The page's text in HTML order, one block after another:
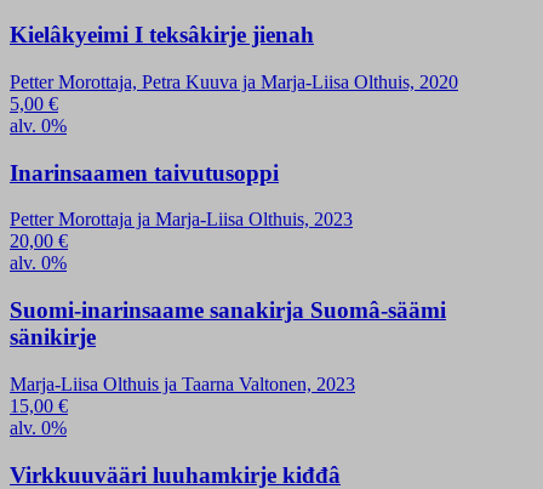
Kielâkyeimi I teksâkirje jienah
Petter Morottaja, Petra Kuuva ja Marja-Liisa Olthuis, 2020
5,00 €
alv. 0%
Inarinsaamen taivutusoppi
Petter Morottaja ja Marja-Liisa Olthuis, 2023
20,00 €
alv. 0%
Suomi-inarinsaame sanakirja Suomâ-säämi
sänikirje
Marja-Liisa Olthuis ja Taarna Valtonen, 2023
15,00 €
alv. 0%
Virkkuuvääri luuhamkirje kiđđâ